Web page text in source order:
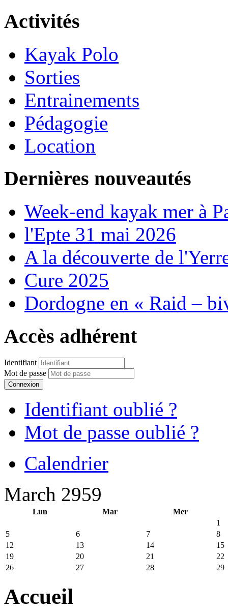
Activités
Kayak Polo
Sorties
Entrainements
Pédagogie
Location
Dernières nouveautés
Week-end kayak mer à
l'Epte 31 mai 2026
A la découverte de
Cure 2025
Dordogne en « Raid –
Accès adhérent
Identifiant
Mot de passe
Connexion
Identifiant oublié ?
Mot de passe oublié ?
Calendrier
March 2959
Lun Mar
Mer
1
5
6 7
8
12
13 14
15
19
20 21
22
26
27 28 29
Accueil